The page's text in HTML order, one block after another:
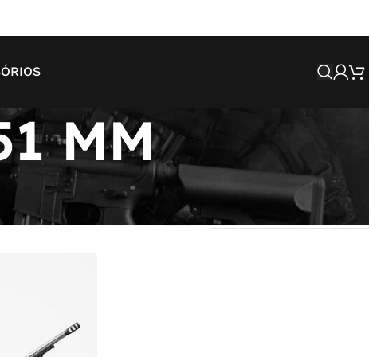
MM
Mostrando todos os 3 resultados
Mostrar